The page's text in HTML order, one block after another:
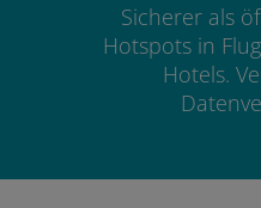
Sicherer als
Hotspots in
Hotels.